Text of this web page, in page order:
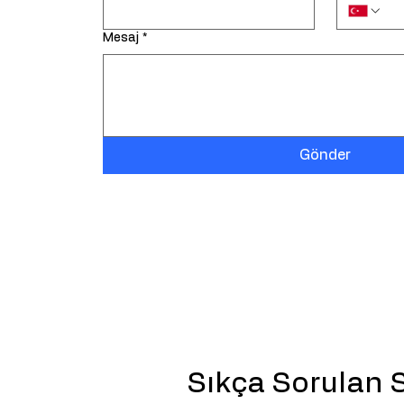
Mesaj *
Gönder
Sıkça Sorulan